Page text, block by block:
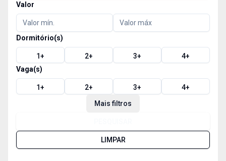
Valor
Dormitório(s)
1+ 2+ 3+ 4+
Vaga(s)
1+ 2+ 3+ 4+
Mais filtros
LIMPAR